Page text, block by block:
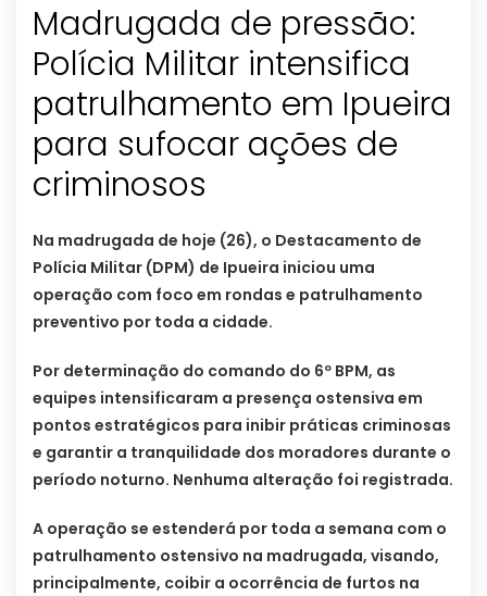
Madrugada de pressão:
Polícia Militar intensifica
patrulhamento em Ipueira
para sufocar ações de
criminosos
Na madrugada de hoje (26), o Destacamento de
Polícia Militar (DPM) de Ipueira iniciou uma
operação com foco em rondas e patrulhamento
preventivo por toda a cidade.
Por determinação do comando do 6º BPM, as
equipes intensificaram a presença ostensiva em
pontos estratégicos para inibir práticas criminosas
e garantir a tranquilidade dos moradores durante o
período noturno. Nenhuma alteração foi registrada.
A operação se estenderá por toda a semana com o
patrulhamento ostensivo na madrugada, visando,
principalmente, coibir a ocorrência de furtos na